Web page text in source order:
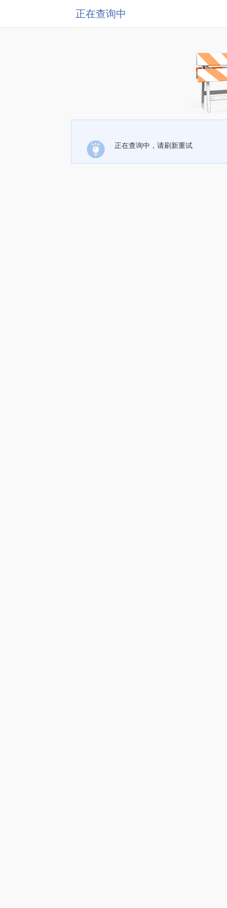
正在查询中
正在查询中，请刷新重试